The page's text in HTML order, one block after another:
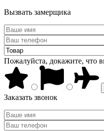
Вызвать замерщика
Пожалуйста, докажите, что
Заказать звонок